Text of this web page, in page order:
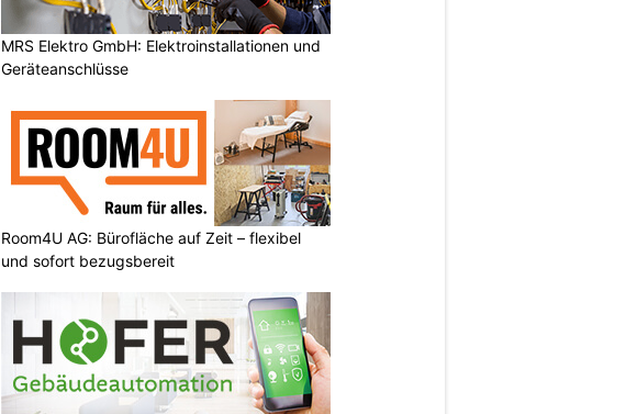
MRS Elektro GmbH: Elektroinstallationen und
Geräteanschlüsse
Room4U AG: Bürofläche auf Zeit – flexibel
und sofort bezugsbereit